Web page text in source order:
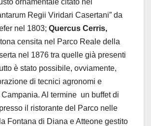
Regii Viridari Casertani” da
nel 1803; Quercus Cerris,
censita nel Parco Reale della
nel 1876 tra quelle già presenti
è stato possibile, ovviamente,
di tecnici agronomi e
Al termine un buffet di
il ristorante del Parco nelle
Fontana di Diana e Atteone gestito